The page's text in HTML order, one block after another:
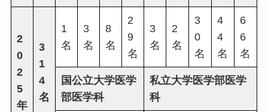
2
0
2
5
年
3
1
4
名
1
名
3
名
8
名
2
9
名
3
名
2
名
3
0
名
4
4
名
6
6
名
国公立大学医学
部医学科
私立大学医学部医学
科